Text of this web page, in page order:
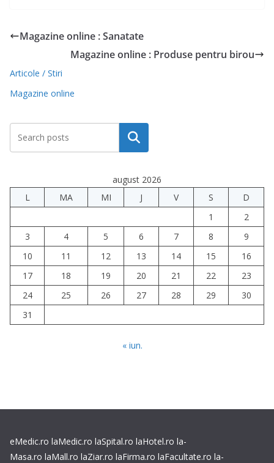
Magazine online : Sanatate
Magazine online : Produse pentru birou
Articole / Stiri
Magazine online
Caută
august 2026
L
MA MI J V S
D
1
2
3
4 5 6 7 8
9
10
11 12 13 14 15
16
17
18 19 20 21 22
23
24
25 26 27 28 29
30
31
« iun.
eMedic.ro laMedic.ro laSpital.ro laHotel.ro la-
Masa.ro laMall.ro laZiar.ro laFirma.ro laFacultate.ro la-